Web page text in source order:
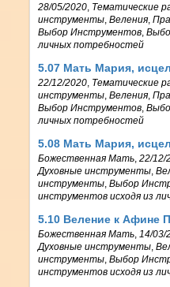
28/05/2020, Тематические
инструменты,Веления,
Выбор Инструментов,
личных потребностей
5.07 Мать Мария,
22/12/2020, Тематические
инструменты,Веления,
Выбор Инструментов,
личных потребностей
5.08 Мать Мария,
Божественная Мать,22/12/
Духовные инструменты,
инструменты,Выбор
инструментов исходя из
5.10 Веление к Афине
Божественная Мать,14/03/
Духовные инструменты,
инструменты,Выбор
инструментов исходя из